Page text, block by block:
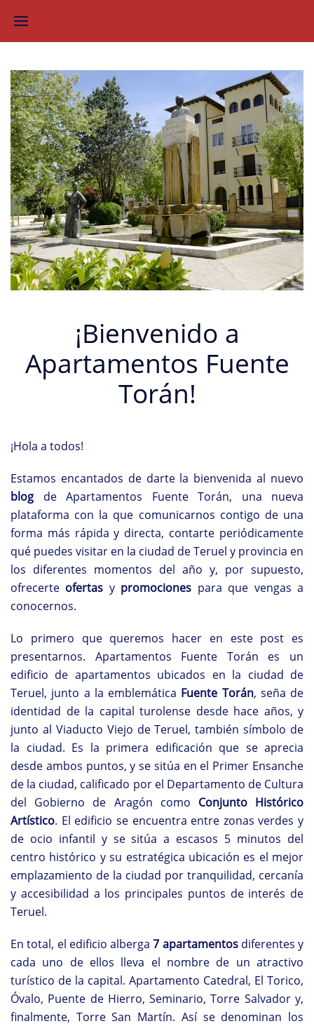
¡Bienvenido a
Apartamentos Fuente
Torán!
¡Hola a todos!
Estamos encantados de darte la bienvenida al nuevo
blog de Apartamentos Fuente Torán, una nueva
plataforma con la que comunicarnos contigo de una
forma más rápida y directa, contarte periódicamente
qué puedes visitar en la ciudad de Teruel y provincia en
los diferentes momentos del año y, por supuesto,
ofrecerte ofertas ypromociones para que vengas a
conocernos.
Lo primero que queremos hacer en este post es
presentarnos. Apartamentos Fuente Torán es un
edificio de apartamentos ubicados en la ciudad de
Teruel, junto a la emblemática Fuente Torán, seña de
identidad de la capital turolense desde hace años, y
junto al Viaducto Viejo de Teruel, también símbolo de
la ciudad. Es la primera edificación que se aprecia
desde ambos puntos, y se sitúa en el Primer Ensanche
de la ciudad, calificado por el Departamento de Cultura
del Gobierno de Aragón como Conjunto Histórico
Artístico. El edificio se encuentra entre zonas verdes y
de ocio infantil y se sitúa a escasos 5 minutos del
centro histórico y su estratégica ubicación es el mejor
emplazamiento de la ciudad por tranquilidad, cercanía
y accesibilidad a los principales puntos de interés de
Teruel.
En total, el edificio alberga7 apartamentosdiferentes y
cada uno de ellos lleva el nombre de un atractivo
turístico de la capital. Apartamento Catedral, El Torico,
Óvalo, Puente de Hierro, Seminario, Torre Salvador y,
finalmente, Torre San Martín. Así se denominan los